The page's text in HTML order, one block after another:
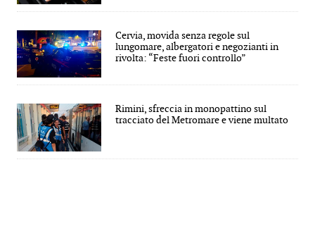
Cervia, movida senza regole sul
lungomare, albergatori e negozianti in
rivolta: “Feste fuori controllo”
Rimini, sfreccia in monopattino sul
tracciato del Metromare e viene multato